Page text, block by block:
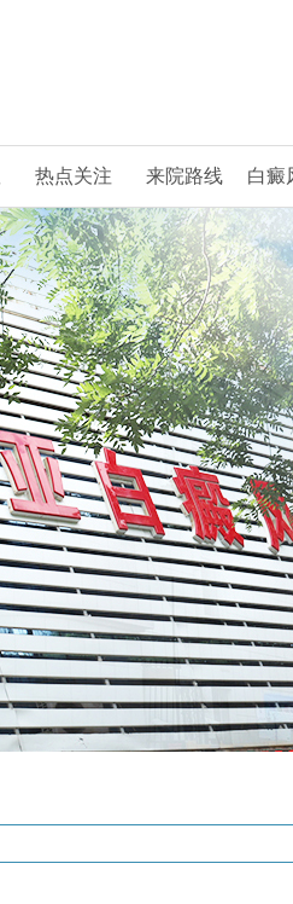
热点关注 来院路线 白癜